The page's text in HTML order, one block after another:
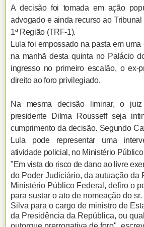
A decisão foi tomada em ação
advogado e ainda recurso ao
1ª Região (TRF-1).
Lula foi empossado na pasta em
na manhã desta quinta no Palácio
ingresso no primeiro escalão, o ex-
direito ao foro privilegiado.
Na mesma decisão liminar, o
presidente Dilma Rousseff seja
cumprimento da decisão. Segundo
Lula pode representar uma
atividade policial, no Ministério
"Em vista do risco de dano ao livre
do Poder Judiciário, da autuação da
Ministério Público Federal, defiro o
para sustar o ato de nomeação do
Silva para o cargo de ministro de
da Presidência da República, ou